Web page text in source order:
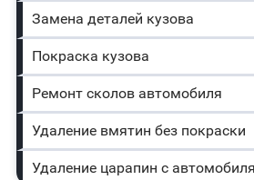
Замена деталей кузова
Покраска кузова
Ремонт сколов автомобиля
Удаление вмятин без покраски
Удаление царапин с автомобиля